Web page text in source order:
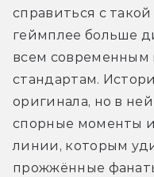
справиться с
геймплее больше
всем
стандартам.
оригинала, но в
спорные моменты
линии, которым
прожжённые